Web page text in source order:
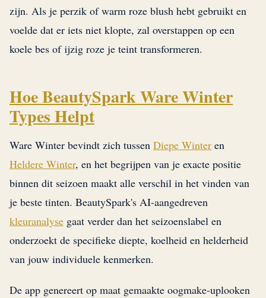
zijn. Als je perzik of warm roze blush hebt gebruikt en
voelde dat er iets niet klopte, zal overstappen op een
koele bes of ijzig roze je teint transformeren.
Hoe BeautySpark Ware Winter
Types Helpt
Ware Winter bevindt zich tussen Diepe Winter en
Heldere Winter, en het begrijpen van je exacte positie
binnen dit seizoen maakt alle verschil in het vinden van
je beste tinten. BeautySpark's AI-aangedreven
kleuranalyse gaat verder dan het seizoenslabel en
onderzoekt de specifieke diepte, koelheid en helderheid
van jouw individuele kenmerken.
De app genereert op maat gemaakte oogmake-uplooken